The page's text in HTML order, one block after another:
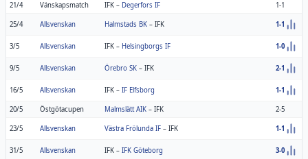
21/4 Vänskapsmatch IFK– Degerfors IF 1-1
25/4 Allsvenskan Halmstads BK– IFK 1-1
3/5 Allsvenskan IFK– Helsingborgs IF 1-0
9/5 Allsvenskan Örebro SK– IFK 2-1
16/5 Allsvenskan IFK– IF Elfsborg 1-1
20/5 Östgötacupen Malmslätt AIK– IFK 2-5
23/5 Allsvenskan Västra Frölunda IF– IFK 1-1
31/5 Allsvenskan IFK– IFK Göteborg 3-0